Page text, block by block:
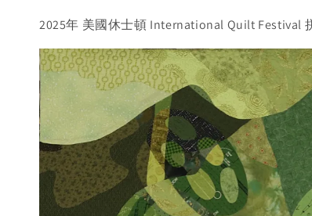
2025年 美國休士頓 International Quilt Festival